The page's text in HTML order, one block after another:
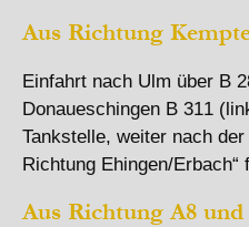
Aus Richtung
Einfahrt nach Ulm über B
Donaueschingen B 311
Tankstelle, weiter nach
Richtung Ehingen/Erbach“
Aus Richtung A8 und